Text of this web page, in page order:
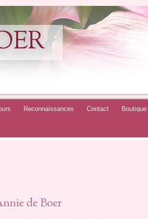
Reconnaissances Contact Boutique
de Boer